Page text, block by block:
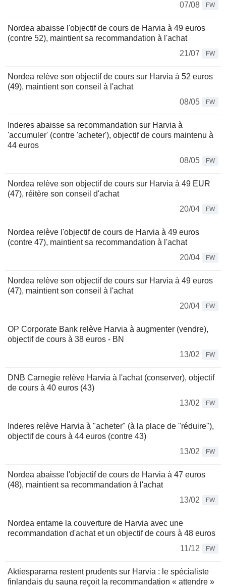
07/08
FW
Nordea abaisse l'objectif de cours de Harvia à 49 euros
(contre 52), maintient sa recommandation à l'achat
21/07
FW
Nordea relève son objectif de cours sur Harvia à 52 euros
(49), maintient son conseil à l'achat
08/05
FW
Inderes abaisse sa recommandation sur Harvia à
'accumuler' (contre 'acheter'), objectif de cours maintenu à
44 euros
08/05
FW
Nordea relève son objectif de cours sur Harvia à 49 EUR
(47), réitère son conseil d'achat
20/04
FW
Nordea relève l'objectif de cours de Harvia à 49 euros
(contre 47), maintient sa recommandation à l'achat
20/04
FW
Nordea relève son objectif de cours sur Harvia à 49 euros
(47), maintient son conseil à l'achat
20/04
FW
OP Corporate Bank relève Harvia à augmenter (vendre),
objectif de cours à 38 euros - BN
13/02
FW
DNB Carnegie relève Harvia à l'achat (conserver), objectif
de cours à 40 euros (43)
13/02
FW
Inderes relève Harvia à "acheter" (à la place de "réduire"),
objectif de cours à 44 euros (contre 43)
13/02
FW
Nordea abaisse l'objectif de cours de Harvia à 47 euros
(48), maintient sa recommandation à l'achat
13/02
FW
Nordea entame la couverture de Harvia avec une
recommandation d'achat et un objectif de cours à 48 euros
11/12
FW
Aktiespararna restent prudents sur Harvia : le spécialiste
finlandais du sauna reçoit la recommandation « attendre »